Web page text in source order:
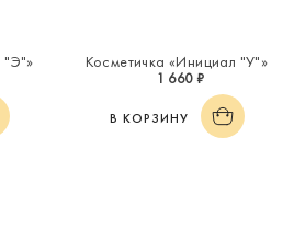
"Э"» Косметичка «Инициал "У"»
1 660 ₽
В КОРЗИНУ